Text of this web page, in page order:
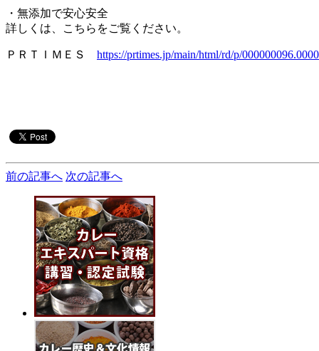
・無添加で安心安全
詳しくは、こちらをご覧ください。
ＰＲＴＩＭＥＳ https://prtimes.jp/main/html/rd/p/
前の記事へ 次の記事へ